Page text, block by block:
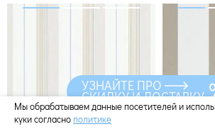
Мы обрабатываем данные посетителей и
куки согласно политике
УЗНАЙТЕ ПРО
СКИДКУ И ДОСТАВКУ